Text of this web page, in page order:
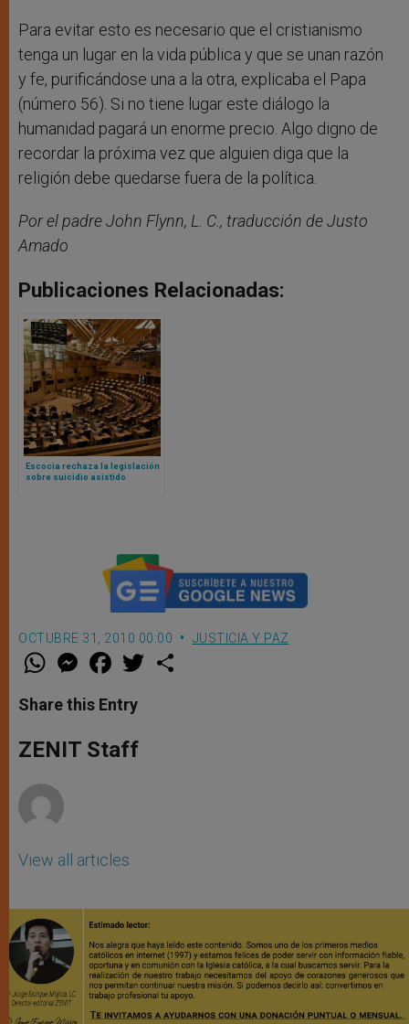
Para evitar esto es necesario que el cristianismo
tenga un lugar en la vida pública y que se unan razón
y fe, purificándose una a la otra, explicaba el Papa
(número 56). Si no tiene lugar este diálogo la
humanidad pagará un enorme precio. Algo digno de
recordar la próxima vez que alguien diga que la
religión debe quedarse fuera de la política.
Por el padre John Flynn, L. C., traducción de Justo
Amado
Publicaciones Relacionadas:
Escocia rechaza la legislación
sobre suicidio asistido
OCTUBRE 31, 2010 00:00 JUSTICIA Y PAZ
W
t
s
p
p
M
e
s
e
g
e
F
a
e
b
o
k
w
Share this Entry
ZENIT Staff
View all articles